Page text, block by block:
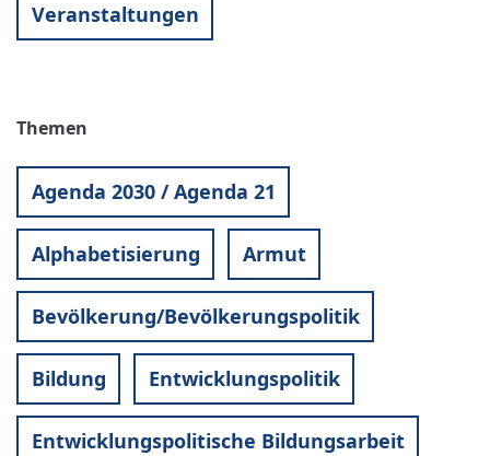
Veranstaltungen
Themen
Agenda 2030 / Agenda 21
Alphabetisierung Armut
Bevölkerung/Bevölkerungspolitik
Bildung Entwicklungspolitik
Entwicklungspolitische Bildungsarbeit